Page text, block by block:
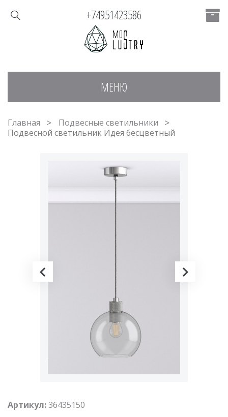
МЕНЮ
+74951423586
Главная
Подвесные светильники
Подвесной светильник Идея бесцветный
Артикул:36435150